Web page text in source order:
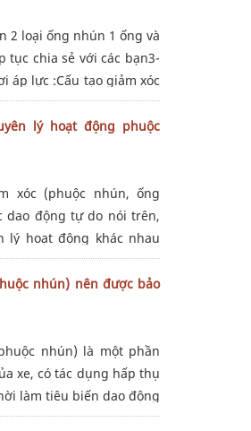
2 loại ống nhún 1 ống và
tục chia sẻ với các bạn3-
áp lực :Cấu tạo giảm xóc
Kết hợp tính ưu việt của
lý hoạt động phuộc
xóc (phuộc nhún, ống
dao động tự do nói trên,
lý hoạt động khác nhau
các loại giảm xóc như
Giảm
nhún) nên được bảo
nhún) là một phần
xe, có tác dụng hấp thụ
làm tiêu biến dao động
lý hoạt động của giảm